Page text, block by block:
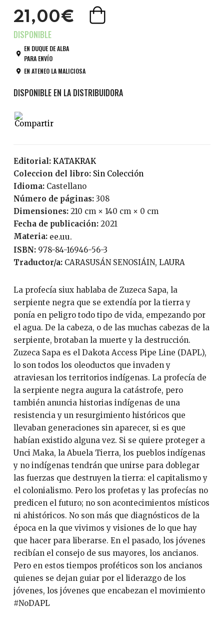
21,00€
EN DUQUE DE ALBA
PARA ENVÍO
EN ATENEO LA MALICIOSA
Editorial:
KATAKRAK
Coleccion del libro:
Sin Colección
Idioma:
Castellano
Número de páginas:
308
Dimensiones: 210 cm × 140 cm × 0 cm
Fecha de publicación:
2021
Materia: ee.uu.
ISBN:
978-84-16946-56-3
Traductor/a:
CARASUSÁN SENOSIÁIN, LAURA
La profecía siux hablaba de Zuzeca Sapa, la
serpiente negra que se extendía por la tierra y
ponía en peligro todo tipo de vida, empezando por
el agua. De la cabeza, o de las muchas cabezas de la
serpiente, brotaban la muerte y la destrucción.
Zuzeca Sapa es el Dakota Access Pipe Line (DAPL),
lo son todos los oleoductos que invaden y
atraviesan los territorios indígenas. La profecía de
la serpiente negra augura la catástrofe, pero
también anuncia historias indígenas de una
resistencia y un resurgimiento históricos que
llevaban generaciones sin aparecer, si es que
habían existido alguna vez. Si se quiere proteger a
Unci Maka, la Abuela Tierra, los pueblos indígenas
y no indígenas tendrán que unirse para doblegar
las fuerzas que destruyen la tierra: el capitalismo y
el colonialismo. Pero los profetas y las profecías no
predicen el futuro; no son acontecimientos místicos
ni ahistóricos. No son más que diagnósticos de la
época en la que vivimos y visiones de lo que hay
que hacer para liberarse. En el pasado, los jóvenes
recibían el consejo de sus mayores, los ancianos.
Pero en estos tiempos proféticos son los ancianos
quienes se dejan guiar por el liderazgo de los
jóvenes, los jóvenes que encabezan el movimiento
#NoDAPL